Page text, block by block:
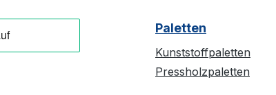
Paletten
Kunststoffpaletten
Pressholzpaletten